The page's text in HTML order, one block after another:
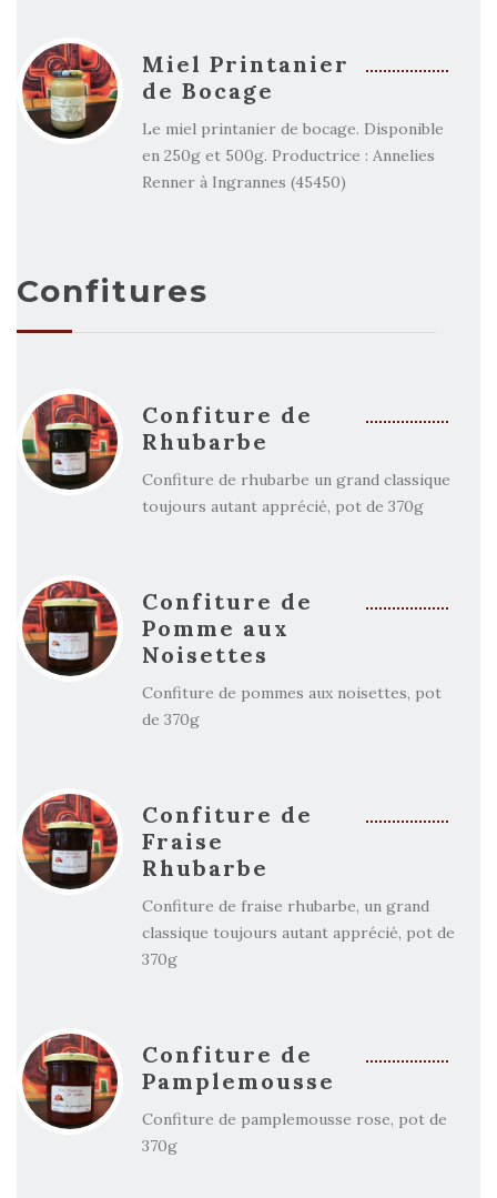
Miel Printanier
de Bocage
Le miel printanier de bocage. Disponible
en 250g et 500g. Productrice : Annelies
Renner à Ingrannes (45450)
Confitures
Confiture de
Rhubarbe
Confiture de rhubarbe un grand classique
toujours autant apprécié, pot de 370g
Confiture de
Pomme aux
Noisettes
Confiture de pommes aux noisettes, pot
de 370g
Confiture de
Fraise
Rhubarbe
Confiture de fraise rhubarbe, un grand
classique toujours autant apprécié, pot de
370g
Confiture de
Pamplemousse
Confiture de pamplemousse rose, pot de
370g